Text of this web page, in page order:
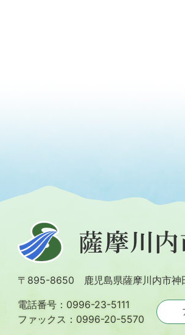
薩
摩
川
内
市
〒895-8650 鹿児島県薩摩川内市神
電話番号：0996-23-5111
ファックス：0996-20-5570